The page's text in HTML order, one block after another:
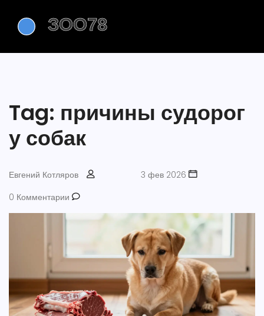
Tag: причины судорог
у собак
Евгений Котляров
3 фев 2026
0 Комментарии